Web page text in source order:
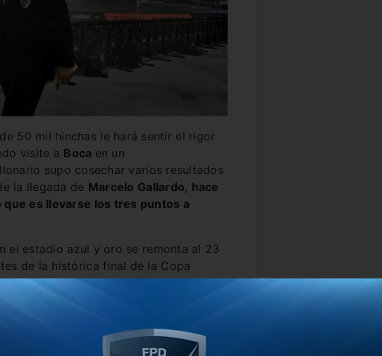
50 mil hinchas le hará sentir el rigor
visite a Boca en un
supo cosechar varios resultados
la llegada de Marcelo Gallardo, hace
que es llevarse los tres puntos a
el estadio azul y oro se remonta al 23
de la histórica final de la Copa
el equipo delMuñecovenció 2-0
Barros Schelotto gracias al
Darío Benedetto, quienes